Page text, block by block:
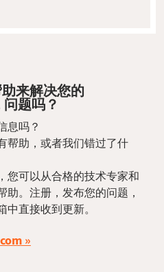
来解决您的
问题吗？
息吗？
帮助，或者我们错过了什
您可以从合格的技术专家和
助。注册，发布您的问题，
直接收到更新。